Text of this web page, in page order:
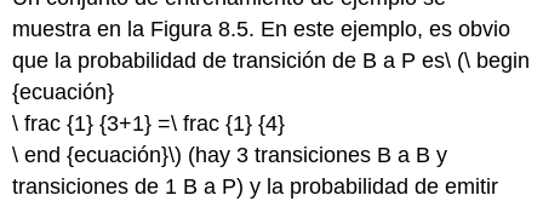
muestra en la Figura 8.5. En este ejemplo, es obvio
que la probabilidad de transición de B a P es\ (\ begin
{ecuación}
\ frac {1} {3+1} =\ frac {1} {4}
\ end {ecuación}\) (hay 3 transiciones B a B y
transiciones de 1 B a P) y la probabilidad de emitir